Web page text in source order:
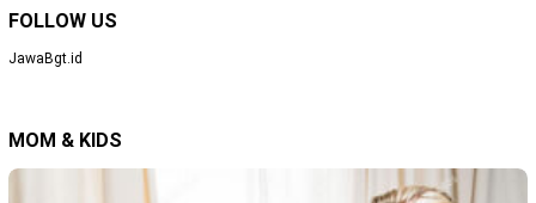
FOLLOW US
JawaBgt.id
MOM & KIDS